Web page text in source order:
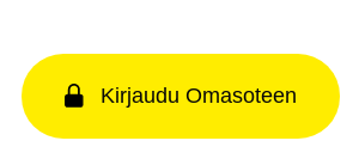
Kirjaudu Omasoteen